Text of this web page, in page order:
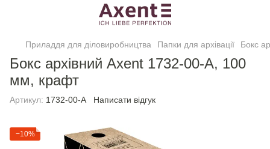
Приладдя для діловиробництва Папки для архівації Бокс
Бокс архівний Axent 1732-00-A, 100
мм, крафт
Артикул: 1732-00-A Написати відгук
−10%